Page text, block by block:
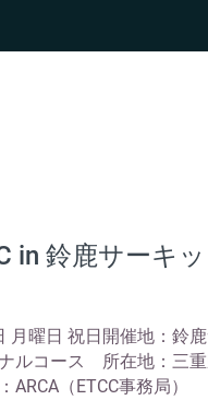
in 鈴鹿サーキッ
月曜日 祝日開催地：鈴
ルコース 所在地：三
（ETCC事務局）